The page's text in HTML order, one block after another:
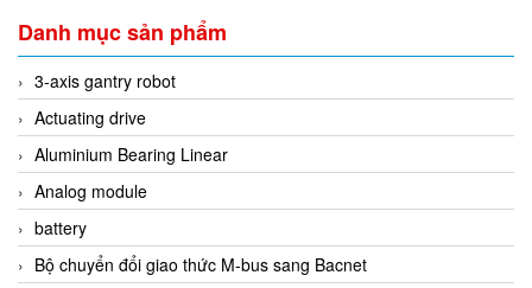
Danh mục sản phẩm
3-axis gantry robot
Actuating drive
Aluminium Bearing Linear
Analog module
battery
Bộ chuyển đổi giao thức M-bus sang Bacnet